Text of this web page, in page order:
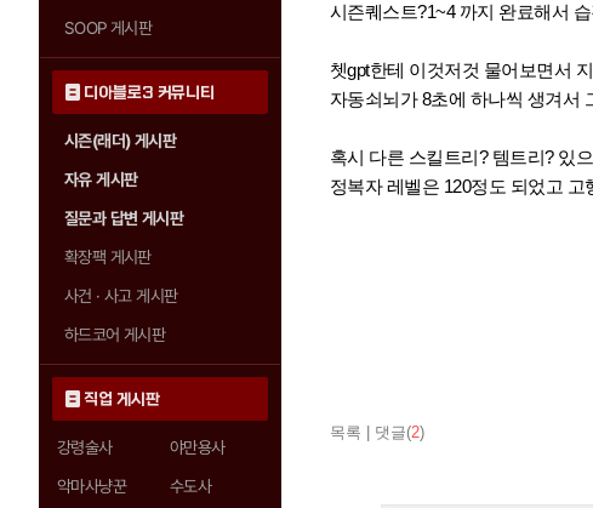
SOOP 게시판
디아블로3 커뮤니티
시즌(래더) 게시판
자유 게시판
질문과 답변 게시판
확장팩 게시판
사건 · 사고 게시판
하드코어 게시판
직업 게시판
강령술사
야만용사
악마사냥꾼
수도사
시즌퀘스트?1~4 까지 완료해서
쳇gpt한테 이것저것 물어보면서
자동쇠뇌가 8초에 하나씩 생겨서
혹시 다른 스킬트리? 템트리? 있
정복자 레벨은 120정도 되었고 고
목록 댓글(2)